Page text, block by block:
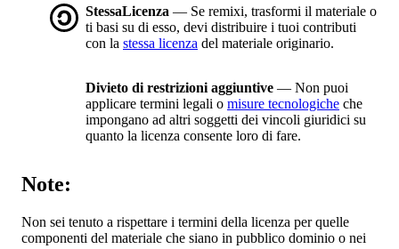
StessaLicenza — Se remixi, trasformi il materiale o
ti basi su di esso, devi distribuire i tuoi contributi
con la stessa licenza del materiale originario.
Divieto di restrizioni aggiuntive — Non puoi
applicare termini legali o misure tecnologiche che
impongano ad altri soggetti dei vincoli giuridici su
quanto la licenza consente loro di fare.
Note:
Non sei tenuto a rispettare i termini della licenza per quelle
componenti del materiale che siano in pubblico dominio o nei